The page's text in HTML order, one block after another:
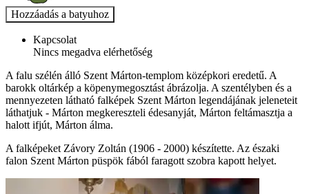
Kapcsolat
Nincs megadva elérhetőség
A falu szélén álló Szent Márton-templom középkori eredetű. A
barokk oltárkép a köpenymegosztást ábrázolja. A szentélyben és a
mennyezeten látható falképek Szent Márton legendájának jeleneteit
láthatjuk - Márton megkereszteli édesanyját, Márton feltámasztja a
halott ifjút, Márton álma.
A falképeket Závory Zoltán (1906 - 2000) készítette. Az északi
falon Szent Márton püspök fából faragott szobra kapott helyet.